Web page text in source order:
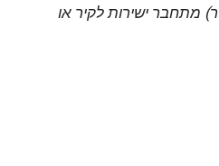
מתחבר ישירות לקיר או